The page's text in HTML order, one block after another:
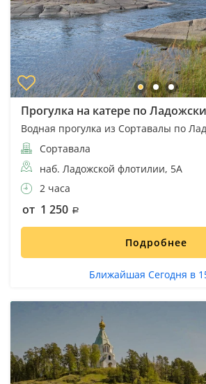
Прогулка на катере по
Водная прогулка из Сортавалы по
Сортавала
наб. Ладожской флотилии, 5А
2 часа
от 1 250
Подробнее
Ближайшая Сегодня в